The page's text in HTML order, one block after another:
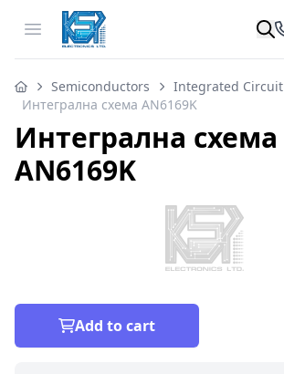
Open menu
Semiconductors
Integrated Circuit
Интегрална схема AN6169K
Интегрална схема
AN6169K
Add to cart